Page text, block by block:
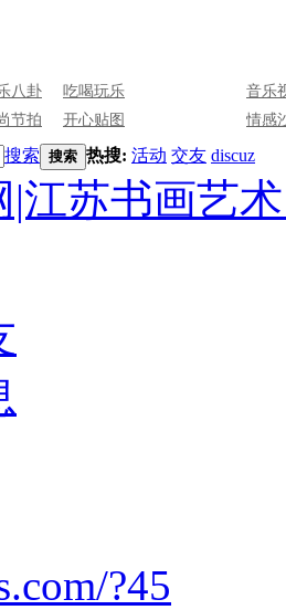
八卦
吃喝玩乐
节拍 开心贴图
音乐
情感
搜索 搜索 热搜: 活动 交友 discuz
|江苏书画艺
?45